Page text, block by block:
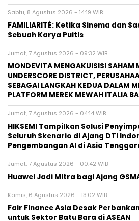
Sabtu, 8 Agustus 2026 - 14:19 WIB
FAMILIARITÉ: Ketika Sinema dan
Sebuah Karya Puitis
Jumat, 7 Agustus 2026 - 09:32 WIB
MONDEVITA MENGAKUISISI SAHAM
UNDERSCORE DISTRICT,
SEBAGAI LANGKAH KEDUA DALAM
PLATFORM MEREK MEWAH ITALIA
Jumat, 7 Agustus 2026 - 04:14 WIB
HIKSEMI Tampilkan Solusi
Seluruh Skenario di Ajang DTI
Pengembangan AI di Asia
Jumat, 7 Agustus 2026 - 00:42 WIB
Huawei Jadi Mitra bagi Ajang
Kamis, 6 Agustus 2026 - 13:02 WIB
Fair Finance Asia Desak
untuk Sektor Batu Bara di ASEAN